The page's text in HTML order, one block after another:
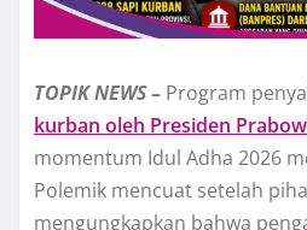
TOPIKNEWS– Program
kurban oleh Presiden
momentum Idul Adha 2026
Polemik mencuat setelah
mengungkapkan bahwa